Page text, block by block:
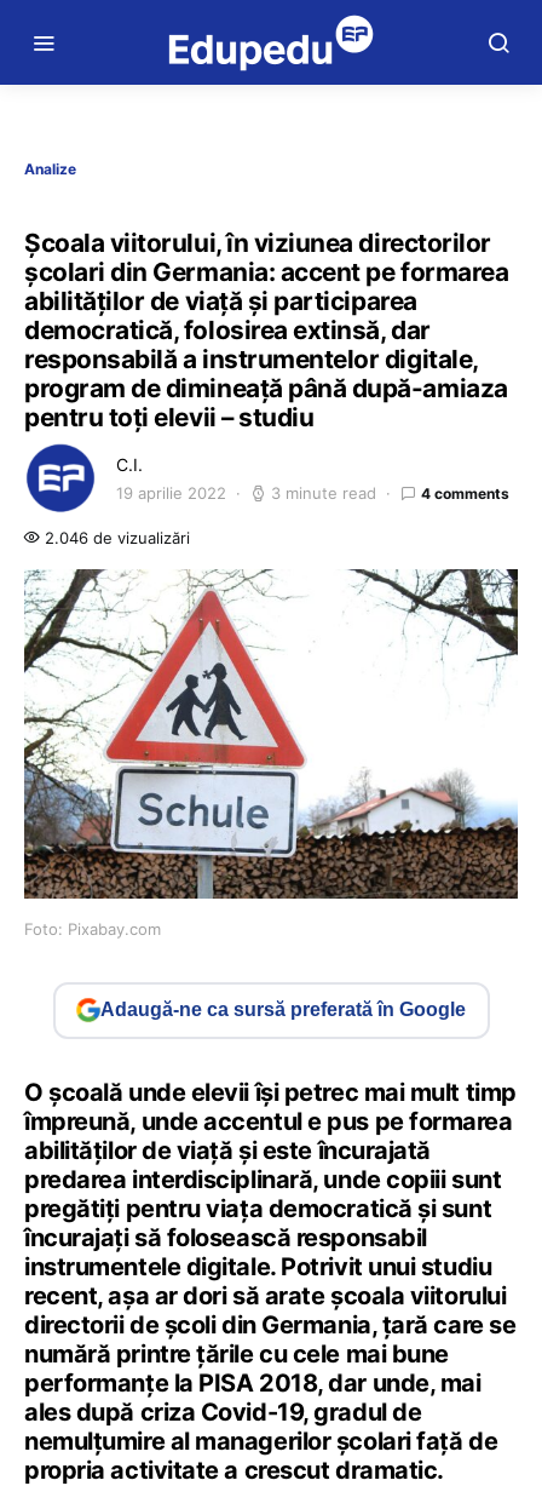
Analize
Școala viitorului, în viziunea directorilor
școlari din Germania: accent pe formarea
abilităților de viață și participarea
democratică, folosirea extinsă, dar
responsabilă a instrumentelor digitale,
program de dimineață până după-amiaza
pentru toți elevii – studiu
C.I.
19 aprilie 2022 3 minute read 4 comments
2.046 de vizualizări
Foto: Pixabay.com
Adaugă-ne ca sursă preferată în Google
O școală unde elevii își petrec mai mult timp
împreună, unde accentul e pus pe formarea
abilităților de viață și este încurajată
predarea interdisciplinară, unde copiii sunt
pregătiți pentru viața democratică și sunt
încurajați să folosească responsabil
instrumentele digitale. Potrivit unui studiu
recent, așa ar dori să arate școala viitorului
directorii de școli din Germania, țară care se
numără printre țările cu cele mai bune
performanțe la PISA 2018, dar unde, mai
ales după criza Covid-19, gradul de
nemulțumire al managerilor școlari față de
propria activitate a crescut dramatic.